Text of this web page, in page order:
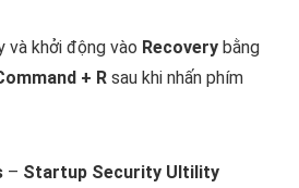
và khởi động vào Recovery bằng
+ R sau khi nhấn phím
– Startup Security Ultility